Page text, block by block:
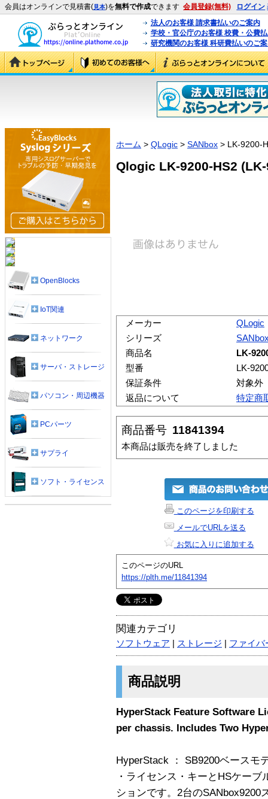
会員はオンラインで見積書(見本)を無料で作成できます 会員登録(無料) ログイン
法人のお客様 請求書払いのご案内
学校・官公庁のお客様 校費・公費
研究機関のお客様 科研費払いのご
ホーム > QLogic > SANbox > LK-9200-
Qlogic LK-9200-HS2
メーカー
QLogic
シリーズ
商品名
LK-
型番
LK-
保証条件
対象外
返品について
特定商
商品番号 11841394
本商品は販売を終了しました
このページを印刷する
メールでURLを送る
お気に入りに追加する
このページのURL
https://plth.me/11841394
関連カテゴリ
ソフトウェア ストレージ ファイバ
商品説明
HyperStack Feature Software
per chassis. Includes Two
HyperStack ： SB9200ベースモ
・ライセンス・キーとHSケー
ションです。2台のSANbox9200
OpenBlocks
IoT関連
ネットワーク
サーバ・ストレージ
パソコン・周辺機器
PCパーツ
サプライ
ソフト・ライセンス